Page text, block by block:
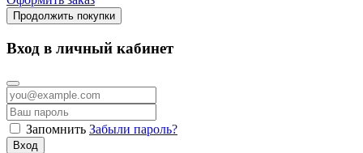
Продолжить покупки
Вход в личный кабинет
Запомнить Забыли пароль?
Вход